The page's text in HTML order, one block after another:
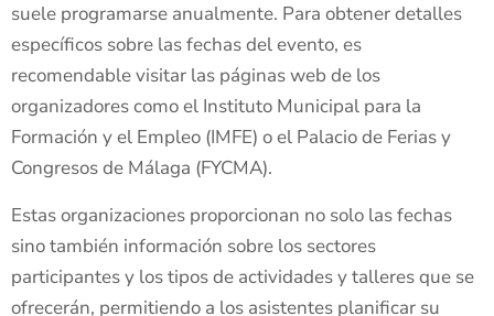
suele programarse anualmente. Para obtener detalles
específicos sobre las fechas del evento, es
recomendable visitar las páginas web de los
organizadores como el Instituto Municipal para la
Formación y el Empleo (IMFE) o el Palacio de Ferias y
Congresos de Málaga (FYCMA).
Estas organizaciones proporcionan no solo las fechas
sino también información sobre los sectores
participantes y los tipos de actividades y talleres que se
ofrecerán, permitiendo a los asistentes planificar su